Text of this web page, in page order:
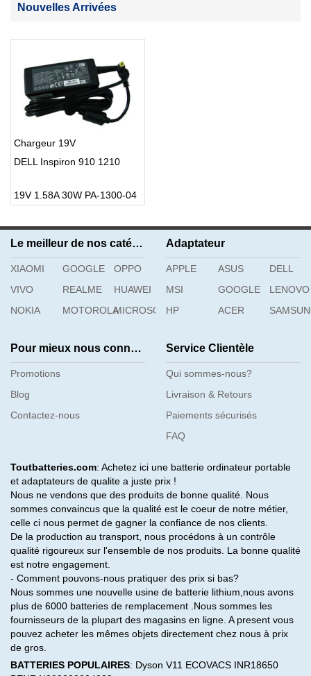
Nouvelles Arrivées
Chargeur 19V
DELL Inspiron 910 1210
19V 1.58A 30W PA-1300-04
Le meilleur de nos catégories
XIAOMI GOOGLE
OPPO
VIVO
REALME
HUAWEI
NOKIA
MOTOROLAMICROSOFT
Adaptateur
APPLE ASUS
DELL
MSI
GOOGLE
LENOVO
HP
ACER
Pour mieux nous connaître
Promotions
Blog
Contactez-nous
Service Clientèle
Qui sommes-nous?
Livraison & Retours
Paiements sécurisés
FAQ
Toutbatteries.com: Achetez ici une batterie ordinateur portable
et adaptateurs de qualite a juste prix !
Nous ne vendons que des produits de bonne qualité. Nous
sommes convaincus que la qualité est le coeur de notre métier,
celle ci nous permet de gagner la confiance de nos clients.
De la production au transport, nous procédons à un contrôle
qualité rigoureux sur l'ensemble de nos produits. La bonne qualité
est notre engagement.
- Comment pouvons-nous pratiquer des prix si bas?
Nous sommes une nouvelle usine de batterie lithium,nous avons
plus de 6000 batteries de remplacement .Nous sommes les
fournisseurs de la plupart des magasins en ligne. A present vous
pouvez acheter les mêmes objets directement chez nous à prix
de gros.
BATTERIES POPULAIRES: Dyson V11 ECOVACS INR18650